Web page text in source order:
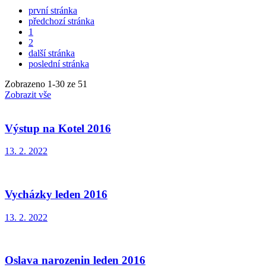
první stránka
předchozí stránka
1
2
další stránka
poslední stránka
Zobrazeno 1-30 ze 51
Zobrazit vše
Výstup na Kotel 2016
13. 2. 2022
Vycházky leden 2016
13. 2. 2022
Oslava narozenin leden 2016